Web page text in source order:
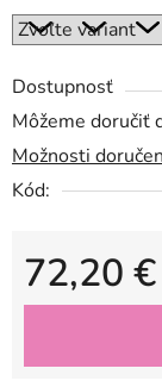
Dostupnosť
Môžeme doručiť
Možnosti
Kód:
72,20
Jednotková